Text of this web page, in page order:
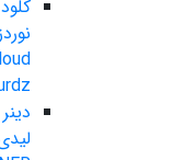
کلود
دینر